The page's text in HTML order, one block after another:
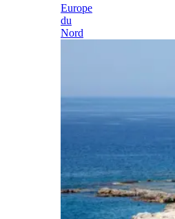
Europe
du
Nord